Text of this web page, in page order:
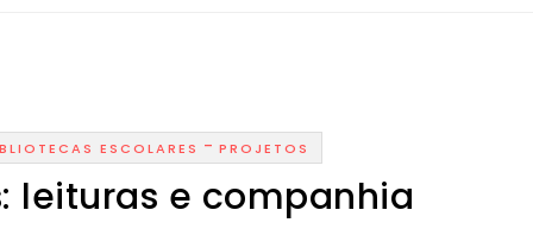
ESCOLARES - PROJETOS
leituras e companhia